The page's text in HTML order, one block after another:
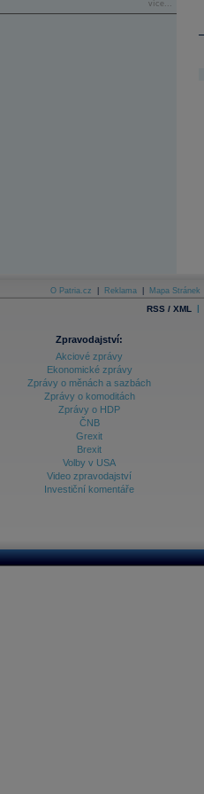
více...
O Patria.cz Reklama Mapa Stránek
RSS / XML |
Zpravodajství:
Akciové zprávy
Ekonomické zprávy
Zprávy o měnách a sazbách
Zprávy o komoditách
Zprávy o HDP
ČNB
Grexit
Brexit
Volby v USA
Video zpravodajství
Investiční komentáře